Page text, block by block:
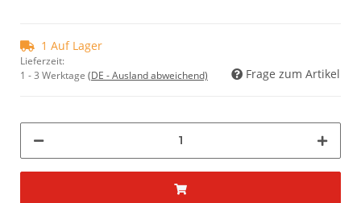
1 Auf Lager
Lieferzeit:
1 - 3 Werktage (DE - Ausland abweichend) Frage zum Artikel